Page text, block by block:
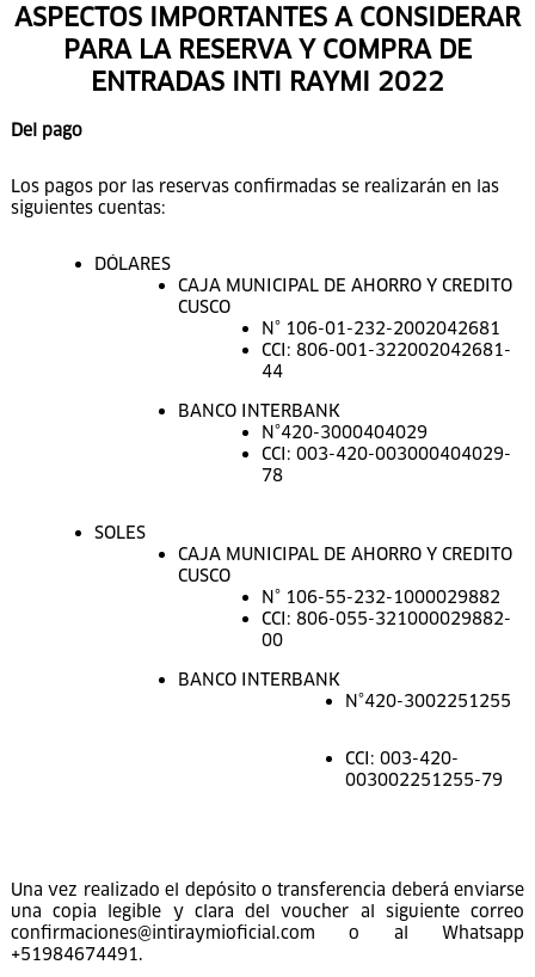
figure en el mismo que deberá ser del Cusco.
Las butacas seleccionadas en cualquiera de las tres
tribunas al momento de generar su reserva, una vez
confirmadas ya no será posibles de reubicarlas bajo
Teatro Municipal del Cusco, ubicado en Mesón de la
Estrella que atenderá de lunes a viernes en el
horas y los sábados de 09:00-13:00 horas.
ASPECTOS IMPORTANTES A CONSIDERAR
PARA LA RESERVA Y COMPRA DE
ENTRADAS INTI RAYMI 2022
Los pagos por las reservas confirmadas se realizarán en las
DÓLARES
CAJA MUNICIPAL DE AHORRO Y CREDITO
N° 106-01-232-2002042681
CCI: 806-001-322002042681-
44
BANCO INTERBANK
CCI: 003-420-003000404029-
N° 106-55-232-1000029882
CCI: 806-055-321000029882-
00